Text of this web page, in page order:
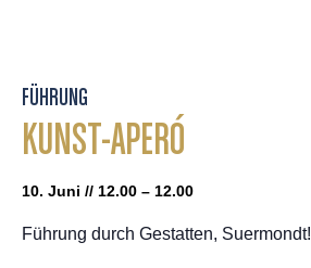
FÜHRUNG
KUNST-APERÓ
10. Juni // 12.00 – 12.00
Führung durch Gestatten, Suermondt!